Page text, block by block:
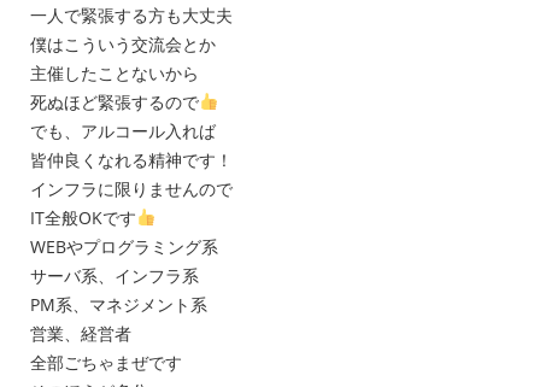
一人で緊張する方も大丈夫
僕はこういう交流会とか
主催したことないから
死ぬほど緊張するので
でも、アルコール入れば
皆仲良くなれる精神です！
インフラに限りませんので
IT全般OKです
WEBやプログラミング系
サーバ系、インフラ系
PM系、マネジメント系
営業、経営者
全部ごちゃまぜです